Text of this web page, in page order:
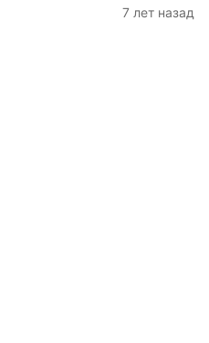
7 лет назад